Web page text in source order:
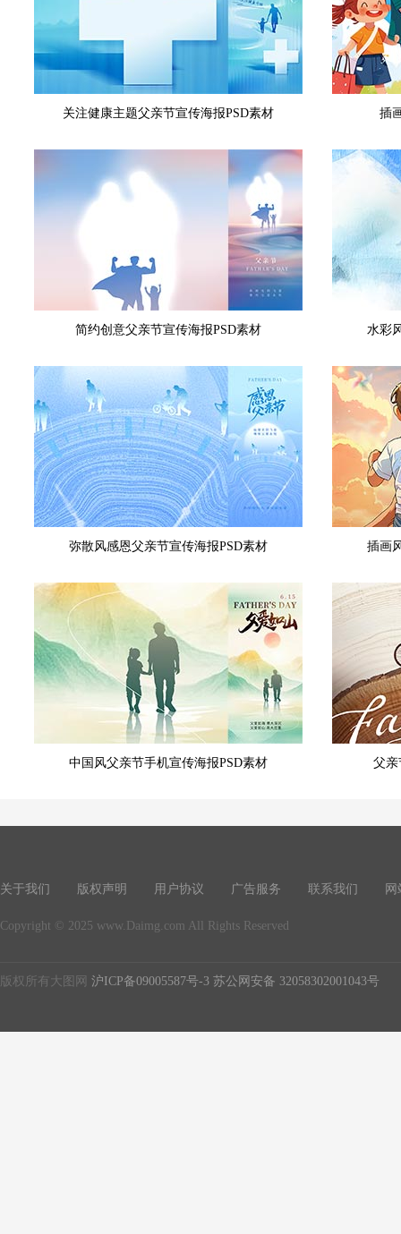
关注健康主题父亲节宣传海报PSD素材 插
简约创意父亲节宣传海报PSD素材 水彩
弥散风感恩父亲节宣传海报PSD素材 插画
中国风父亲节手机宣传海报PSD素材 父亲
关于我们 版权声明 用户协议 广告服务 联系我们 网
Copyright © 2025 www.Daimg.com All Rights Reserved
版权所有大图网 沪ICP备09005587号-3 苏公网安备 32058302001043号